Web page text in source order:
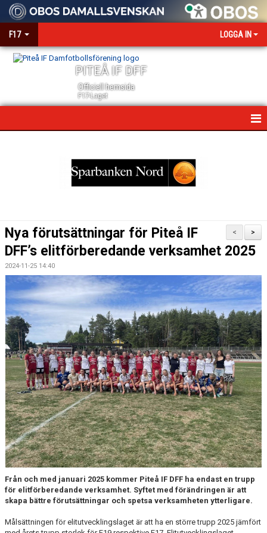
F17 LOGGA IN
PITEÅ IF DFF
Officiell hemsida
F17-Laget
TRUPPEN
BILDGALLERI
DOKUMENT
MATCHER OCH SERIETABELL
INKLUDERINGSPENG
>
<
Nya förutsättningar för Piteå IF
DFF’s elitförberedande verksamhet 2025
2024-11-25 14:40
Från och med januari 2025 kommer Piteå IF DFF ha endast en trupp
för elitförberedande verksamhet. Syftet med förändringen är att
skapa bättre förutsättningar och spetsa verksamheten ytterligare.
Målsättningen för elitutvecklingslaget är att ha en större trupp 2025 jämfört